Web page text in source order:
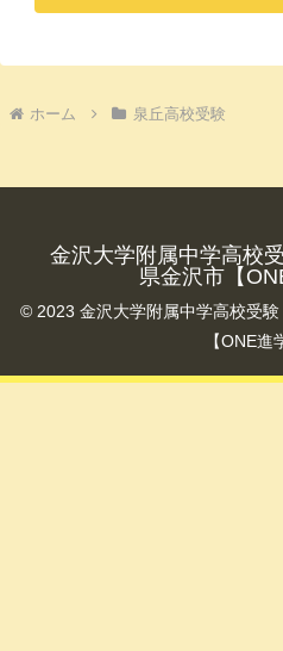
ホーム 泉丘高校受験
金沢大学附属中学高校
県金沢市【
© 2023 金沢大学附属中学高校受
【ONE進